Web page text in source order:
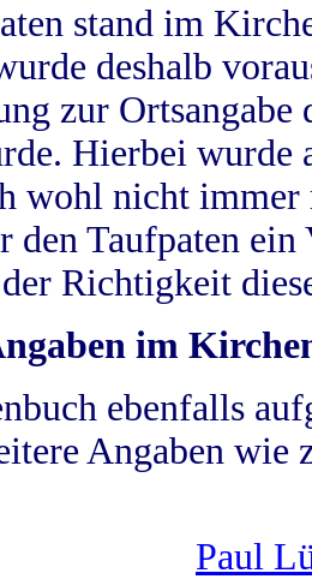
stand im
deshalb
zur
Hierbei wurde
wohl nicht
den Taufpaten
Richtigkeit
im
ebenfalls
Angaben wie
Paul